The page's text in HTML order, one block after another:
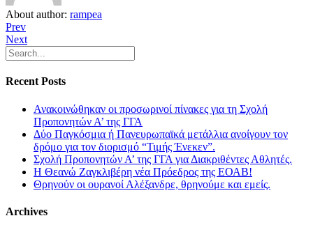
About author: rampea
Prev
Next
Recent Posts
Ανακοινώθηκαν οι προσωρινοί πίνακες για τη Σχολή
Προπονητών Α’ της ΓΓΑ
Δύο Παγκόσμια ή Πανευρωπαϊκά μετάλλια ανοίγουν τον
δρόμο για τον διορισμό “Τιμής Ένεκεν”.
Σχολή Προπονητών Α’ της ΓΓΑ για Διακριθέντες Αθλητές.
Η Θεανώ Ζαγκλιβέρη νέα Πρόεδρος της ΕΟΑΒ!
Θρηνούν οι ουρανοί Αλέξανδρε, θρηνούμε και εμείς.
Archives